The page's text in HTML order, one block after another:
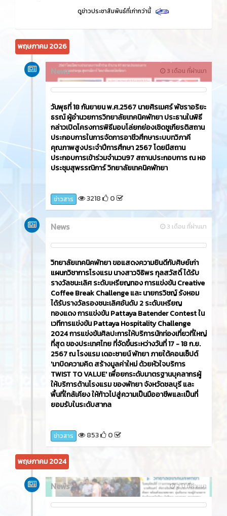
ดูข่าวประชาสัมพันธ์ที่เก่ากว่านี้
พฤษภาคม 2026
3 เดือน ที่ผ่านมา
News
วันพุธที่ 18 กันยายน พ.ศ.2567 นายศิรเมศร์ พัชราอริยะ
ธรณ์ ผู้อำนวยการวิทยาลัยเทคนิคพัทยา ประธานในพิธี
กล่าวเปิดโครงการพิธีมอบโล่ยกย่องเชิดชูเกียรติสถาน
ประกอบการในการจัดการอาชีวศึกษาระบบทวิภาคี
คุณภาพสูงประจำปีการศึกษา 2567 โดยมีสถาน
ประกอบการเข้าร่วมจำนวน97 สถานประกอบการ ณ หอ
ประชุมสุพรรณิการ์ วิทยาลัยเทคนิคพัทยา
ข่าวสาร 3218 0
3 เดือน ที่ผ่านมา
News
วิทยาลัยเทคนิคพัทยา ขอแสดงความยินดีกับศิษย์เก่า
แผนกวิชาการโรงแรม นางสาวจิธิพร กุลสวัสดิ์ ได้รับ
รางวัลชนะเลิศ ระดับเหรียญทอง การแข่งขัน Creative
Coffee Break Challenge และ นายกรวิชญ์ รังหอม
ได้รับรางวัลรองชนะเลิศอันดับ 2 ระดับเหรียญ
ทองแดง การแข่งขัน Pattaya Batender Contest ใน
เวทีการแข่งขัน Pattaya Hospitality Challenge
2024 การแข่งขันศิลปะการให้บริการนักท่องเที่ยวที่ใหญ่
ที่สุด ของประเทศไทย ที่จัดขึ้นระหว่างวันที่ 17 - 18 ก.ย.
2567 ณ โรงแรม เดอะซายน์ พัทยา ภายใต้คอนเซ็ปต์
'มาบิดความคิด สร้างมูลค่าใหม่ ด้วยหัวใจบริการ
TWIST TO VALUE' เพื่อยกระดับมาตรฐานบุคลากรผู้
ให้บริการด้านโรงแรม ของพัทยา จังหวัดชลบุรี และ
พื้นที่ใกล้เคียง ให้ก้าวไปสู่ความเป็นมืออาชีพและเป็นที่
ยอมรับในระดับสากล
ข่าวสาร 853 0
พฤษภาคม 2024
2 ปี ที่ผ่านมา
News